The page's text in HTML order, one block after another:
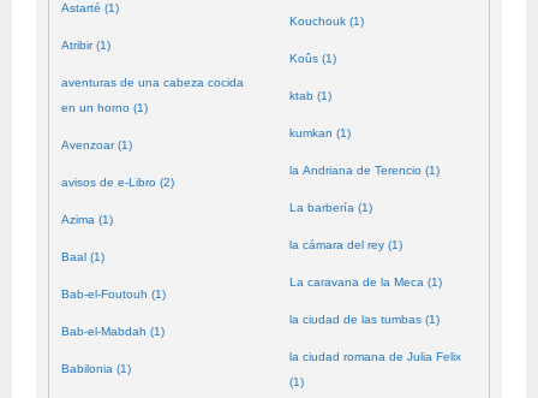
Astarté (1)
Atribir (1)
aventuras de una cabeza cocida
en un horno (1)
Avenzoar (1)
avisos de e-Libro (2)
Azima (1)
Baal (1)
Bab-el-Foutouh (1)
Bab-el-Mabdah (1)
Babilonia (1)
Kouchouk (1)
Koûs (1)
ktab (1)
kumkan (1)
la Andriana de Terencio (1)
La barbería (1)
la cámara del rey (1)
La caravana de la Meca (1)
la ciudad de las tumbas (1)
la ciudad romana de Julia Felix
(1)